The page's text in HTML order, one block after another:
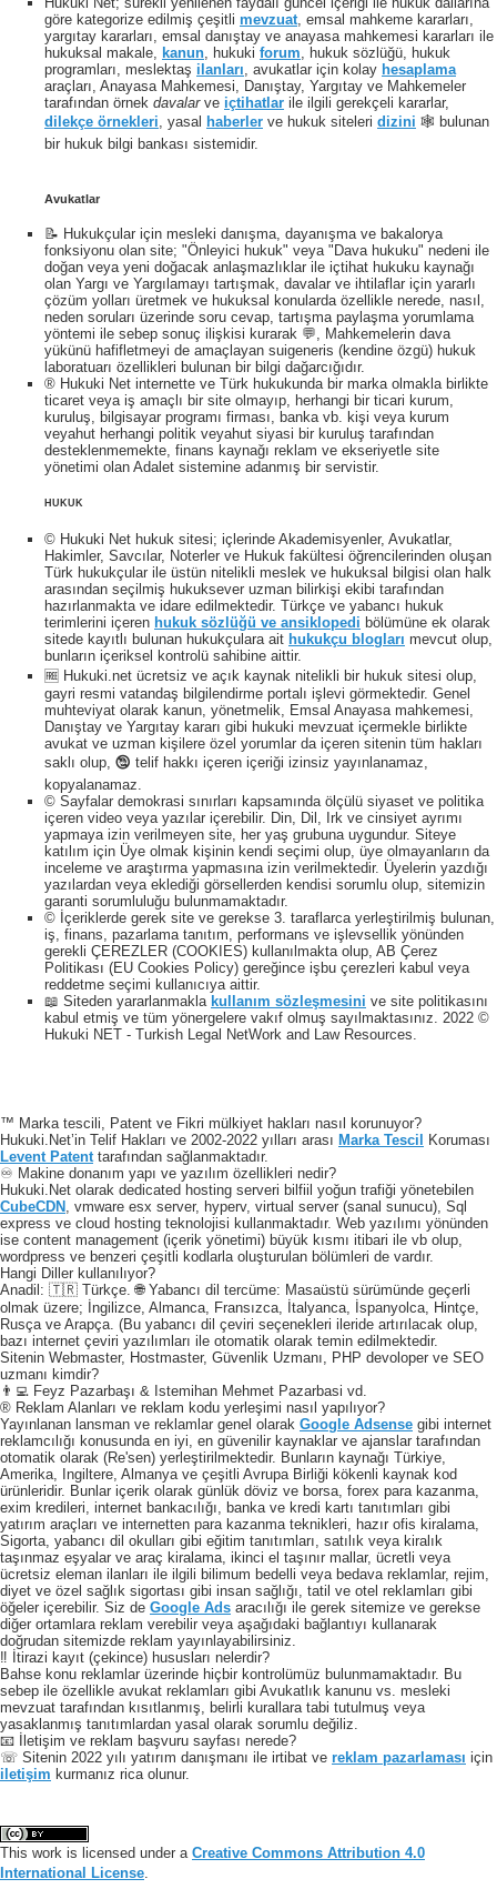
göre kategorize edilmiş çeşitli mevzuat , emsal mahkeme kararları,
yargıtay kararları, emsal danıştay ve anayasa mahkemesi kararları ile
hukuksal makale, kanun , hukuki forum , hukuk sözlüğü, hukuk
programları, meslektaş ilanları , avukatlar için kolay hesaplama
araçları, Anayasa Mahkemesi, Danıştay, Yargıtay ve Mahkemeler
tarafından örnek davalarve içtihatlar ile ilgili gerekçeli kararlar,
dilekçe örnekleri , yasal haberler ve hukuk siteleri dizini 🕸 bulunan
bir hukuk bilgi bankası sistemidir.
Avukatlar
📝 Hukukçular için mesleki danışma, dayanışma ve bakalorya
fonksiyonu olan site; "Önleyici hukuk" veya "Dava hukuku" nedeni ile
doğan veya yeni doğacak anlaşmazlıklar ile içtihat hukuku kaynağı
olan Yargı ve Yargılamayı tartışmak, davalar ve ihtilaflar için yararlı
çözüm yolları üretmek ve hukuksal konularda özellikle nerede, nasıl,
neden soruları üzerinde soru cevap, tartışma paylaşma yorumlama
yöntemi ile sebep sonuç ilişkisi kurarak 💬, Mahkemelerin dava
yükünü hafifletmeyi de amaçlayan suigeneris (kendine özgü) hukuk
laboratuarı özellikleri bulunan bir bilgi dağarcığıdır.
® Hukuki Net internette ve Türk hukukunda bir marka olmakla birlikte
ticaret veya iş amaçlı bir site olmayıp, herhangi bir ticari kurum,
kuruluş, bilgisayar programı firması, banka vb. kişi veya kurum
veyahut herhangi politik veyahut siyasi bir kuruluş tarafından
desteklenmemekte, finans kaynağı reklam ve ekseriyetle site
yönetimi olan Adalet sistemine adanmış bir servistir.
HUKUK
© Hukuki Net hukuk sitesi; içlerinde Akademisyenler, Avukatlar,
Hakimler, Savcılar, Noterler ve Hukuk fakültesi öğrencilerinden oluşan
Türk hukukçular ile üstün nitelikli meslek ve hukuksal bilgisi olan halk
arasından seçilmiş hukuksever uzman bilirkişi ekibi tarafından
hazırlanmakta ve idare edilmektedir. Türkçe ve yabancı hukuk
terimlerini içeren hukuk sözlüğü ve ansiklopedi bölümüne ek olarak
sitede kayıtlı bulunan hukukçulara ait hukukçu blogları mevcut olup,
bunların içeriksel kontrolü sahibine aittir.
🆓 Hukuki.net ücretsiz ve açık kaynak nitelikli bir hukuk sitesi olup,
gayri resmi vatandaş bilgilendirme portalı işlevi görmektedir. Genel
muhteviyat olarak kanun, yönetmelik, Emsal Anayasa mahkemesi,
Danıştay ve Yargıtay kararı gibi hukuki mevzuat içermekle birlikte
avukat ve uzman kişilere özel yorumlar da içeren sitenin tüm hakları
saklı olup, 🕲 telif hakkı içeren içeriği izinsiz yayınlanamaz,
kopyalanamaz.
© Sayfalar demokrasi sınırları kapsamında ölçülü siyaset ve politika
içeren video veya yazılar içerebilir. Din, Dil, Irk ve cinsiyet ayrımı
yapmaya izin verilmeyen site, her yaş grubuna uygundur. Siteye
katılım için Üye olmak kişinin kendi seçimi olup, üye olmayanların da
inceleme ve araştırma yapmasına izin verilmektedir. Üyelerin yazdığı
yazılardan veya eklediği görsellerden kendisi sorumlu olup, sitemizin
garanti sorumluluğu bulunmamaktadır.
© İçeriklerde gerek site ve gerekse 3. taraflarca yerleştirilmiş bulunan,
iş, finans, pazarlama tanıtım, performans ve işlevsellik yönünden
gerekli ÇEREZLER (COOKIES) kullanılmakta olup, AB Çerez
Politikası (EU Cookies Policy) gereğince işbu çerezleri kabul veya
reddetme seçimi kullanıcıya aittir.
📖 Siteden yararlanmakla kullanım sözleşmesini ve site politikasını
kabul etmiş ve tüm yönergelere vakıf olmuş sayılmaktasınız. 2022 ©
Hukuki NET - Turkish Legal NetWork and Law Resources.
™ Marka tescili, Patent ve Fikri mülkiyet hakları nasıl korunuyor?
Hukuki.Net’in Telif Hakları ve 2002-2022 yılları arası Marka Tescil
Koruması
Levent Patenttarafından sağlanmaktadır.
♾️ Makine donanım yapı ve yazılım özellikleri nedir?
Hukuki.Net olarak dedicated hosting serveri bilfiil yoğun trafiği yönetebilen
CubeCDN , vmware esx server, hyperv, virtual server (sanal sunucu), Sql
express ve cloud hosting teknolojisi kullanmaktadır. Web yazılımı yönünden
ise content management (içerik yönetimi) büyük kısmı itibari ile vb olup,
wordpress ve benzeri çeşitli kodlarla oluşturulan bölümleri de vardır.
Hangi Diller kullanılıyor?
Anadil: 🇹🇷 Türkçe. 🌐 Yabancı dil tercüme: Masaüstü sürümünde geçerli
olmak üzere; İngilizce, Almanca, Fransızca, İtalyanca, İspanyolca, Hintçe,
Rusça ve Arapça. (Bu yabancı dil çeviri seçenekleri ileride artırılacak olup,
bazı internet çeviri yazılımları ile otomatik olarak temin edilmektedir.
Sitenin Webmaster, Hostmaster, Güvenlik Uzmanı, PHP devoloper ve SEO
uzmanı kimdir?
👨‍💻 Feyz Pazarbaşı & Istemihan Mehmet Pazarbasi vd.
® Reklam Alanları ve reklam kodu yerleşimi nasıl yapılıyor?
Yayınlanan lansman ve reklamlar genel olarak Google Adsense gibi internet
reklamcılığı konusunda en iyi, en güvenilir kaynaklar ve ajanslar tarafından
otomatik olarak (Re'sen) yerleştirilmektedir. Bunların kaynağı Türkiye,
Amerika, Ingiltere, Almanya ve çeşitli Avrupa Birliği kökenli kaynak kod
ürünleridir. Bunlar içerik olarak günlük döviz ve borsa, forex para kazanma,
exim kredileri, internet bankacılığı, banka ve kredi kartı tanıtımları gibi
yatırım araçları ve internetten para kazanma teknikleri, hazır ofis kiralama,
Sigorta, yabancı dil okulları gibi eğitim tanıtımları, satılık veya kiralık
taşınmaz eşyalar ve araç kiralama, ikinci el taşınır mallar, ücretli veya
ücretsiz eleman ilanları ile ilgili bilimum bedelli veya bedava reklamlar, rejim,
diyet ve özel sağlık sigortası gibi insan sağlığı, tatil ve otel reklamları gibi
öğeler içerebilir. Siz de Google Ads aracılığı ile gerek sitemize ve gerekse
diğer ortamlara reklam verebilir veya aşağıdaki bağlantıyı kullanarak
doğrudan sitemizde reklam yayınlayabilirsiniz.
‼️ İtirazi kayıt (çekince) hususları nelerdir?
Bahse konu reklamlar üzerinde hiçbir kontrolümüz bulunmamaktadır. Bu
sebep ile özellikle avukat reklamları gibi Avukatlık kanunu vs. mesleki
mevzuat tarafından kısıtlanmış, belirli kurallara tabi tutulmuş veya
yasaklanmış tanıtımlardan yasal olarak sorumlu değiliz.
📧 İletişim ve reklam başvuru sayfası nerede?
☏ Sitenin 2022 yılı yatırım danışmanı ile irtibat ve reklam pazarlaması için
iletişim kurmanız rica olunur.
This work is licensed under a Creative Commons Attribution 4.0
International License.